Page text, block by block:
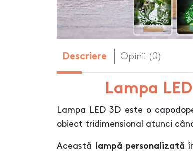
Descriere Opinii (0)
Lampa
Lampa LED 3D este o
obiect tridimensional atunci
Această lampă personalizată